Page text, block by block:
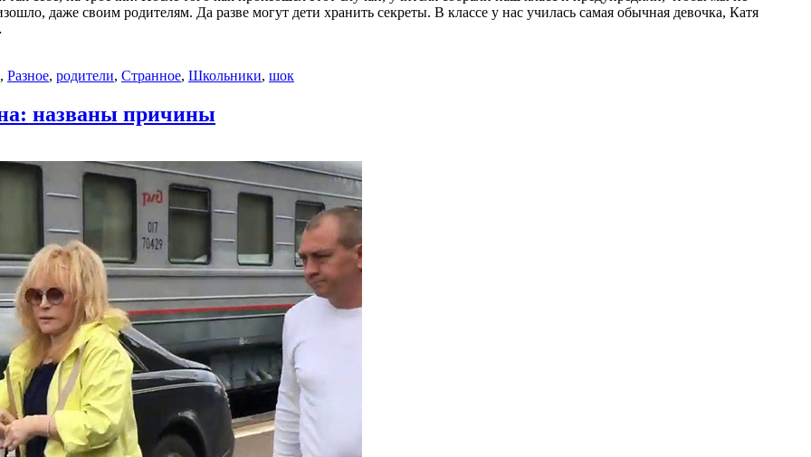
даже своим родителям. Да разве могут дети хранить секреты. В классе у нас училась самая обычная девочка, Катя
, Разное, родители, Странное, Школьники, шок
названы причины